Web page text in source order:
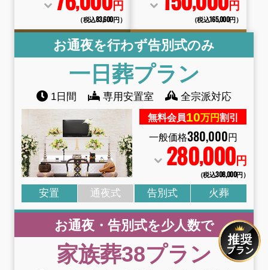
円
（税込83,600円）
円
（税込165,000円）
お通夜を行わず告別式のみ
一日葬プラン
1日間 専用安置室 全宗派対応
無料会員10万円割引
一般価格380,000円
280,000円
（税込308,000円）
安置 通夜式 告別式 火葬
お通夜・告別式を少人数で
家族葬38プラン